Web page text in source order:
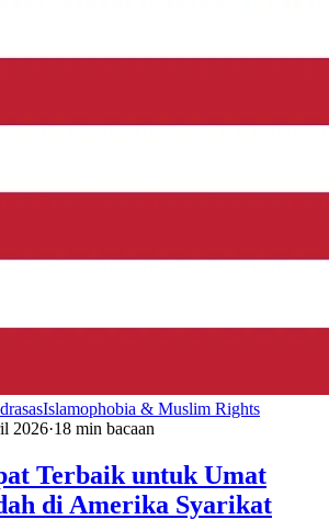
Islamophobia & Muslim Rights
2026·18 min bacaan
Terbaik untuk Umat
di Amerika Syarikat